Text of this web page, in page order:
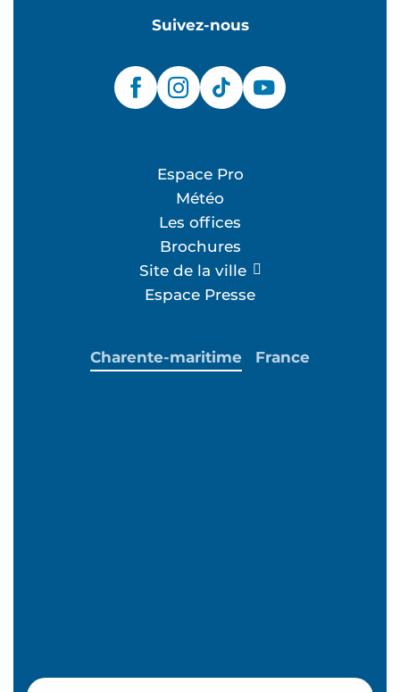
Suivez-nous
Espace Pro
Météo
Les offices
Brochures
Site de la ville
Espace Presse
Charente-maritime France